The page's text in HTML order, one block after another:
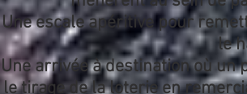
Une escale apéritive pour
le
Une arrivée à destination où
le tirage de la loterie en